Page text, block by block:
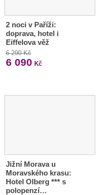
2 noci v Paříži:
doprava, hotel i
Eiffelova věž
6 290 Kč
6 090 Kč
Jižní Morava u
Moravského krasu:
Hotel Olberg *** s
polopenzí…